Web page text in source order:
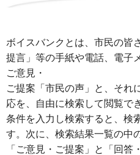
ボイスバンクとは、市民の皆
提言」等の手紙や電話、電子
ご意見・
ご提案「市民の声」と、それ
応を、自由に検索して閲覧で
条件を入力し検索すると、検
す。次に、検索結果一覧の中
「ご意見・ご提案」と「回答